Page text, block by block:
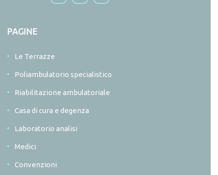
PAGINE
Le Terrazze
Poliambulatorio specialistico
Riabilitazione ambulatoriale
Casa di cura e degenza
Laboratorio analisi
Medici
Convenzioni